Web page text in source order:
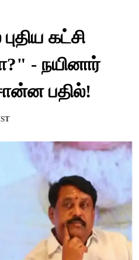
கட்சி
- நயினார்
பதில்!